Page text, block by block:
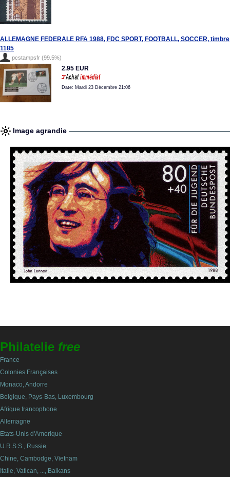
ALLEMAGNE FEDERALE RFA 1988, FDC SPORT, FOOTBALL, SOCCER, timbre
1185
pcstampsfr (99.5%)
2.95 EUR
Date: Mardi 23 Décembre 21:06
Image agrandie
Philatelie free
France
Colonies Françaises
Monaco, Andorre
Belgique, Pays-Bas, Luxembourg
Afrique francophone
Allemagne
Etats-Unis d'Amerique
U.R.S.S., Russie
Chine, Cambodge, Vietnam
Italie, Vatican, ..., Balkans